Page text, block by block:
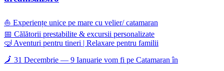
⛵ Experiențe unice pe mare cu velier/ catamaran
📅 Călătorii prestabilite & excursii personalizate
🤿 Aventuri pentru tineri | Relaxare pentru familii
🗾 31 Decembrie — 9 Ianuarie vom fi pe Catamaran în